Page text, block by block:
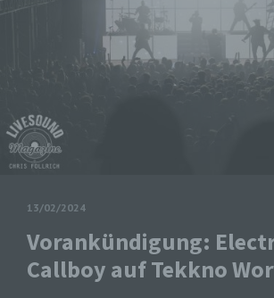
13/02/2024
Vorankündigung:
Callboy auf Tekkno